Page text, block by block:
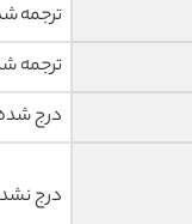
ترجمه
ترجمه
درج
درج